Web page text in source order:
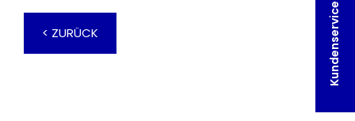
Kundenservice
< ZURÜCK